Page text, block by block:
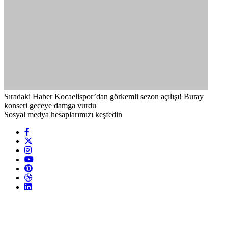
Sıradaki Haber Kocaelispor’dan görkemli sezon açılışı! Buray
konseri geceye damga vurdu
Sosyal medya hesaplarımızı keşfedin